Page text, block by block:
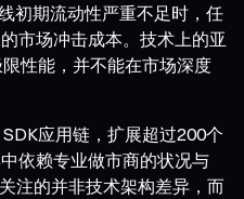
初期流动性严重不足时，任
市场冲击成本。技术上的亚
性能，并不能在市场深度
应用链，扩展超过200个
依赖专业做市商的状况与
注的并非技术架构差异，而